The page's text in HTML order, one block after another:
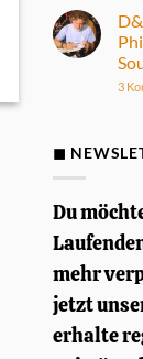
E-
Set
im
zu
Fünf
mit
3
◼
Du
mehr
jetzt
erhalte